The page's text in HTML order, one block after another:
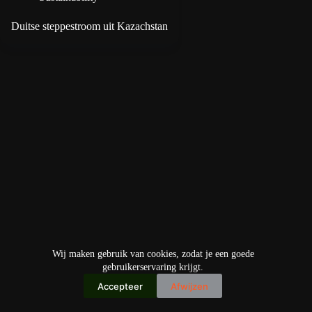
Wij maken gebruik van cookies, zodat je een goede
gebruikerservaring krijgt.
Accepteer Afwijzen
Duitse steppestroom uit Kazachstan